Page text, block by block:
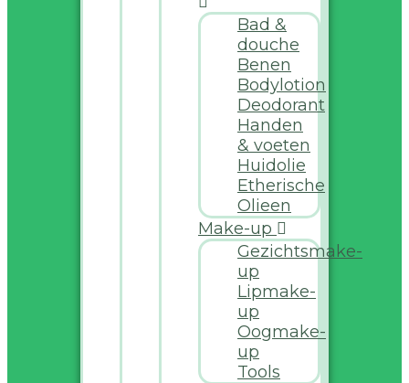
Bad &
douche
Benen
Bodylotion
Deodorant
Handen
& voeten
Huidolie
Etherische
Olieen
Make-up
Gezichtsmake-
up
Lipmake-
up
Oogmake-
up
Tools